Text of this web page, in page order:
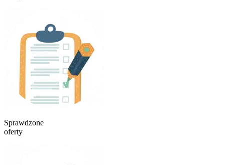
Sprawdzone
oferty